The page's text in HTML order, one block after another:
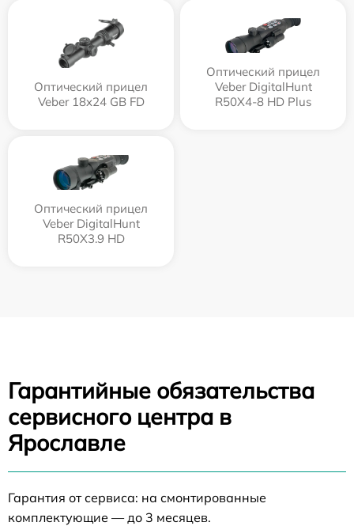
Оптический прицел
Veber 18x24 GB FD
Оптический прицел
Veber DigitalHunt
R50X4-8 HD Plus
Оптический прицел
Veber DigitalHunt
R50X3.9 HD
Гарантийные обязательства
сервисного центра в
Ярославле
Гарантия от сервиса: на смонтированные
комплектующие — до 3 месяцев.